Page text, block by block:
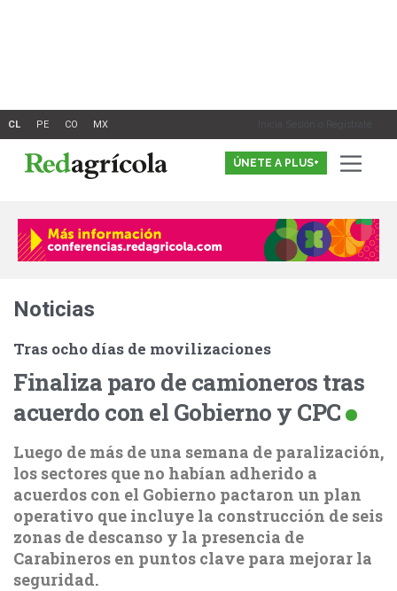
Inicia Sesión o Registrate
ÚNETE A PLUS+
Noticias
Tras ocho días de movilizaciones
Finaliza paro de camioneros tras
acuerdo con el Gobierno y CPC
Luego de más de una semana de paralización,
los sectores que no habían adherido a
acuerdos con el Gobierno pactaron un plan
operativo que incluye la construcción de seis
zonas de descanso y la presencia de
Carabineros en puntos clave para mejorar la
seguridad.